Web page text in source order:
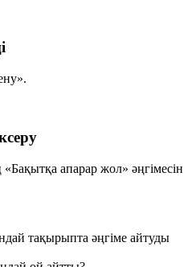
.
«Бақытқа апарар жол» әңгімесін
тақырыпта әңгіме айтуды